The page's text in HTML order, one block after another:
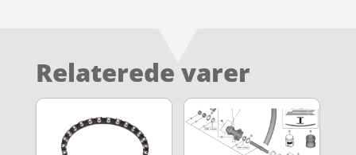
Relaterede varer